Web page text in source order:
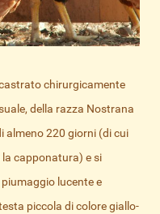
chirurgicamente
della razza Nostrana
almeno 220 giorni (di cui
capponatura) e si
lucente e
piccola di colore giallo-